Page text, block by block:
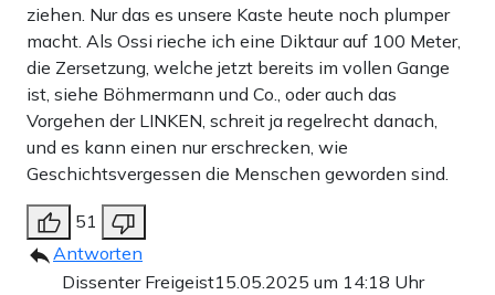
ziehen. Nur das es unsere Kaste heute noch plumper
macht. Als Ossi rieche ich eine Diktaur auf 100 Meter,
die Zersetzung, welche jetzt bereits im vollen Gange
ist, siehe Böhmermann und Co., oder auch das
Vorgehen der LINKEN, schreit ja regelrecht danach,
und es kann einen nur erschrecken, wie
Geschichtsvergessen die Menschen geworden sind.
51
Antworten
Dissenter Freigeist15.05.2025 um 14:18 Uhr